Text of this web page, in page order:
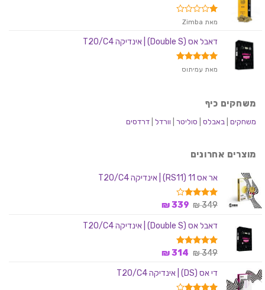
דורג
5
מאת Zimba
דאבל אס (Double S) | אינדיקה T20/C4
דורג5
מאת עמיתוס
משחקים כיף
משחקים באבלס סוליטר וורדל דרדסים
מוצרים אחרונים
אר אס 11 (RS11) | אינדיקה T20/C4
דורג
מתוך 5
349
₪ המחיר
היה:
349 ₪.
339
₪המחיר
הוא:
דאבל אס (Double S) | אינדיקה T20/C4
דורג5.00 349
₪ המחיר
היה:
349 ₪.
314
₪המחיר
הוא:
די אס (DS) | אינדיקה T20/C4